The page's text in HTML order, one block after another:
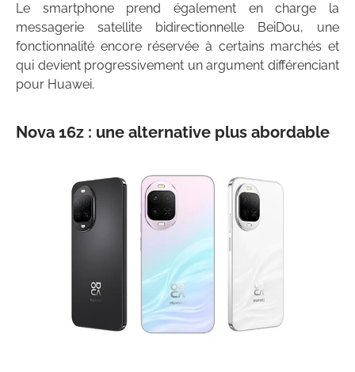
Le smartphone prend également en charge la
messagerie satellite bidirectionnelle BeiDou, une
fonctionnalité encore réservée à certains marchés et
qui devient progressivement un argument différenciant
pour Huawei.
Nova 16z : une alternative plus abordable